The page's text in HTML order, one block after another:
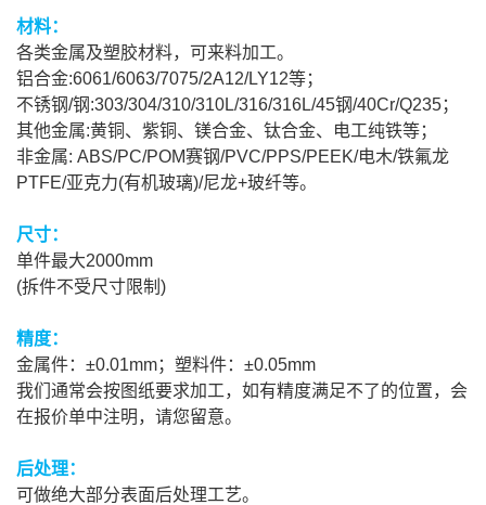
材料：
各类金属及塑胶材料，可来料加工。
铝合金:6061/6063/7075/2A12/LY12等；
不锈钢/钢:303/304/310/310L/316/316L/45钢/40Cr/Q235；
其他金属:黄铜、紫铜、镁合金、钛合金、电工纯铁等；
非金属: ABS/PC/POM赛钢/PVC/PPS/PEEK/电木/铁氟龙
PTFE/亚克力(有机玻璃)/尼龙+玻纤等。
尺寸：
单件最大2000mm
(拆件不受尺寸限制)
精度：
金属件：±0.01mm；塑料件：±0.05mm
我们通常会按图纸要求加工，如有精度满足不了的位置，会
在报价单中注明，请您留意。
后处理：
可做绝大部分表面后处理工艺。